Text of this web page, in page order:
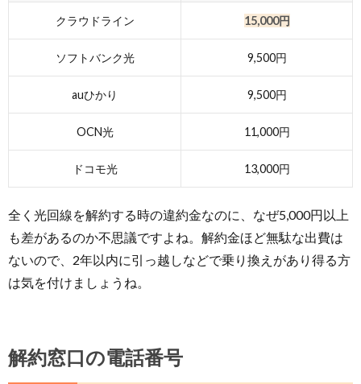
クラウドライン 15,000円
ソフトバンク光 9,500円
auひかり 9,500円
OCN光 11,000円
ドコモ光 13,000円
全く光回線を解約する時の違約金なのに、なぜ5,000円以上
も差があるのか不思議ですよね。解約金ほど無駄な出費は
ないので、2年以内に引っ越しなどで乗り換えがあり得る方
は気を付けましょうね。
解約窓口の電話番号